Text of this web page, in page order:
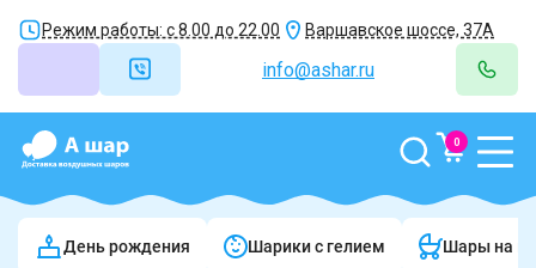
Режим работы: с 8.00 до 22.00 Варшавское шоссе, 37А
info@ashar.ru
0
День рождения Шарики c гелием Шары на